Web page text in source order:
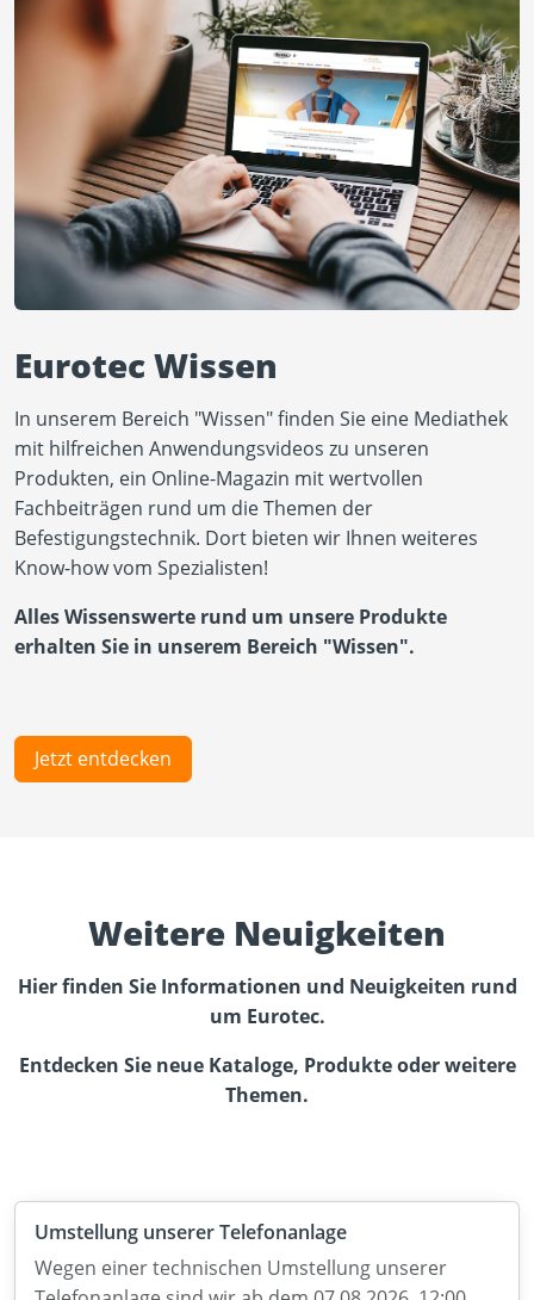
Eurotec Wissen
In unserem Bereich "Wissen" finden Sie eine Mediathek
mit hilfreichen Anwendungsvideos zu unseren
Produkten, ein Online-Magazin mit wertvollen
Fachbeiträgen rund um die Themen der
Befestigungstechnik. Dort bieten wir Ihnen weiteres
Know-how vom Spezialisten!
Alles Wissenswerte rund um unsere Produkte
erhalten Sie in unserem Bereich "Wissen".
Jetzt entdecken
Weitere Neuigkeiten
Hier finden Sie Informationen und Neuigkeiten rund
um Eurotec.
Entdecken Sie neue Kataloge, Produkte oder weitere
Themen.
Umstellung unserer Telefonanlage
Wegen einer technischen Umstellung unserer